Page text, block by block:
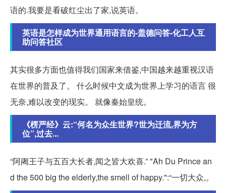
语的.我要是看破红尘出了家,说英语。
英语是怎样成为世界通用语言的-盖德问答-化工人互
助问答社区
其实很多方面也值得我们国家来借鉴,中国越来越重视汉语
在世界的普及了。 什么时候中文成为世界上学习的语言 很
无奈,难以改变的现实。 就像秦始皇统。
《楞严经》云:“何名为众生世界?世为迁流,界为方
位”,过去...
“阿阇王子与五百大长者,闻之皆大欢喜.” "Ah Du Prince an
d the 500 big the elderly,the smell of happy.":“一切大众,。